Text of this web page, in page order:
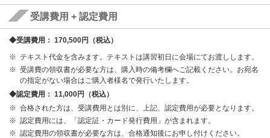
受講費用 + 認定費用
◆受講費用： 170,500円（税込）
テキスト代金を含みます。テキストは講習初日に会場にてお渡しします。
受講費の領収書が必要な方は、購入時の備考欄へご記載ください。お宛名
の指定がない場合はご購入者様名で発行いたします。
◆認定費用： 11,000円（税込）
合格された方は、受講費用とは別に、上記、認定費用が必要となります。
認定費用には、「認定証・カード発行費用」が含まれます。
認定費用の領収書が必要な方は、合格通知後にお申し付けください。